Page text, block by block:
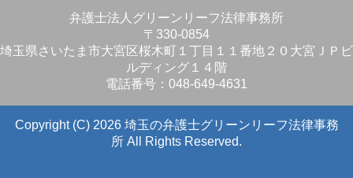
弁護士法人グリーンリーフ法律事務所
〒330-0854
埼玉県さいたま市大宮区桜木町１丁目１１番地２０大宮ＪＰビ
ルディング１４階
電話番号：048-649-4631
Copyright (C) 2026 埼玉の弁護士グリーンリーフ法律事務
所 All Rights Reserved.